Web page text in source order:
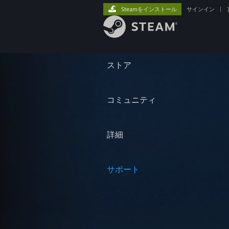
ストア
コミュニティ
詳細
サポート
Steamをインストール サインイン